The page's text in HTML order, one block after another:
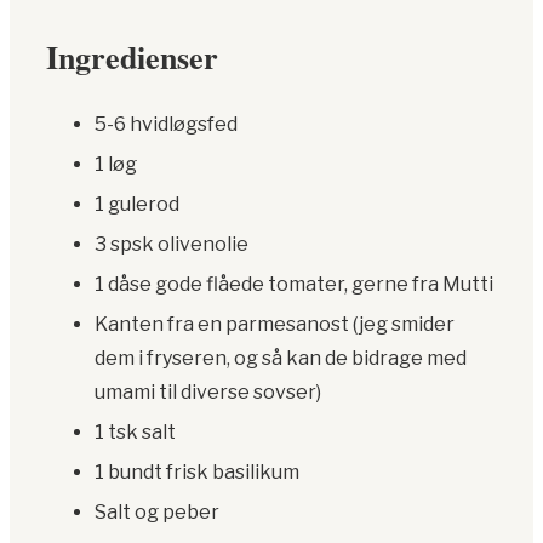
Ingredienser
5-6 hvidløgsfed
1 løg
1 gulerod
3 spsk olivenolie
1 dåse gode flåede tomater, gerne fra Mutti
Kanten fra en parmesanost (jeg smider
dem i fryseren, og så kan de bidrage med
umami til diverse sovser)
1 tsk salt
1 bundt frisk basilikum
Salt og peber